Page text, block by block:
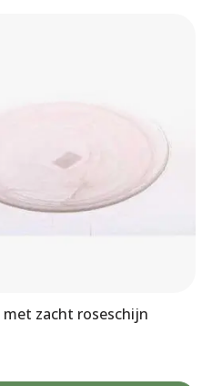
met zacht roseschijn